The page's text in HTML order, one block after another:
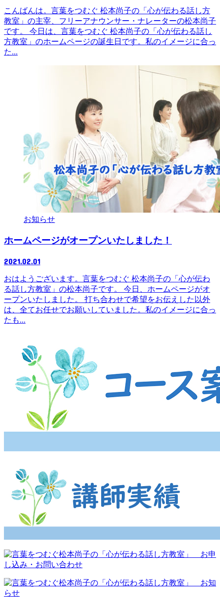
こんばんは。言葉をつむぐ 松本尚子の「心が伝わる話し方
教室」の主宰、フリーアナウンサー・ナレーターの松本尚子
です。 今日は、言葉をつむぐ 松本尚子の「心が伝わる話し
方教室」のホームページの誕生日です。私のイメージに合っ
た...
お知らせ
ホームページがオープンいたしました！
2021.02.01
おはようございます。言葉をつむぐ 松本尚子の「心が伝わ
る話し方教室」の松本尚子です。 今日、ホームページがオ
ープンいたしました。 打ち合わせで希望をお伝えした以外
は、全てお任せでお願いしていました。私のイメージに合っ
たも...